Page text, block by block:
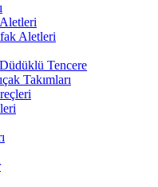
Aletleri
Tencere
Takımları